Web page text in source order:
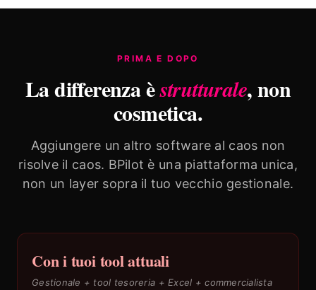
PRIMA E DOPO
La differenza èstrutturale, non
cosmetica.
Aggiungere un altro software al caos non
risolve il caos. BPilot è una piattaforma unica,
non un layer sopra il tuo vecchio gestionale.
Con i tuoi tool attuali
Gestionale + tool tesoreria + Excel + commercialista